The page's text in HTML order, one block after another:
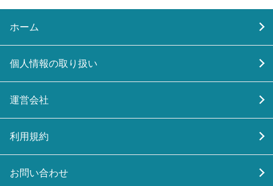
ホーム
個人情報の取り扱い
運営会社
利用規約
お問い合わせ